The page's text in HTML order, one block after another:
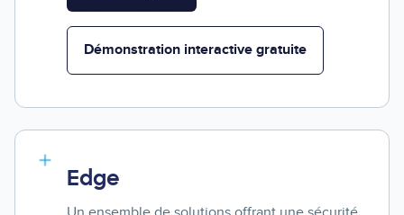
Démonstration interactive gratuite
Edge